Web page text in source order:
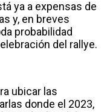
ya a expensas de
y, en breves
probabilidad
del rallye.
ubicar las
donde el 2023,